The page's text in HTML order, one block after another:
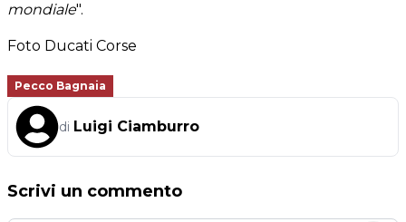
mondiale".
Foto Ducati Corse
Pecco Bagnaia
di Luigi Ciamburro
Scrivi un commento